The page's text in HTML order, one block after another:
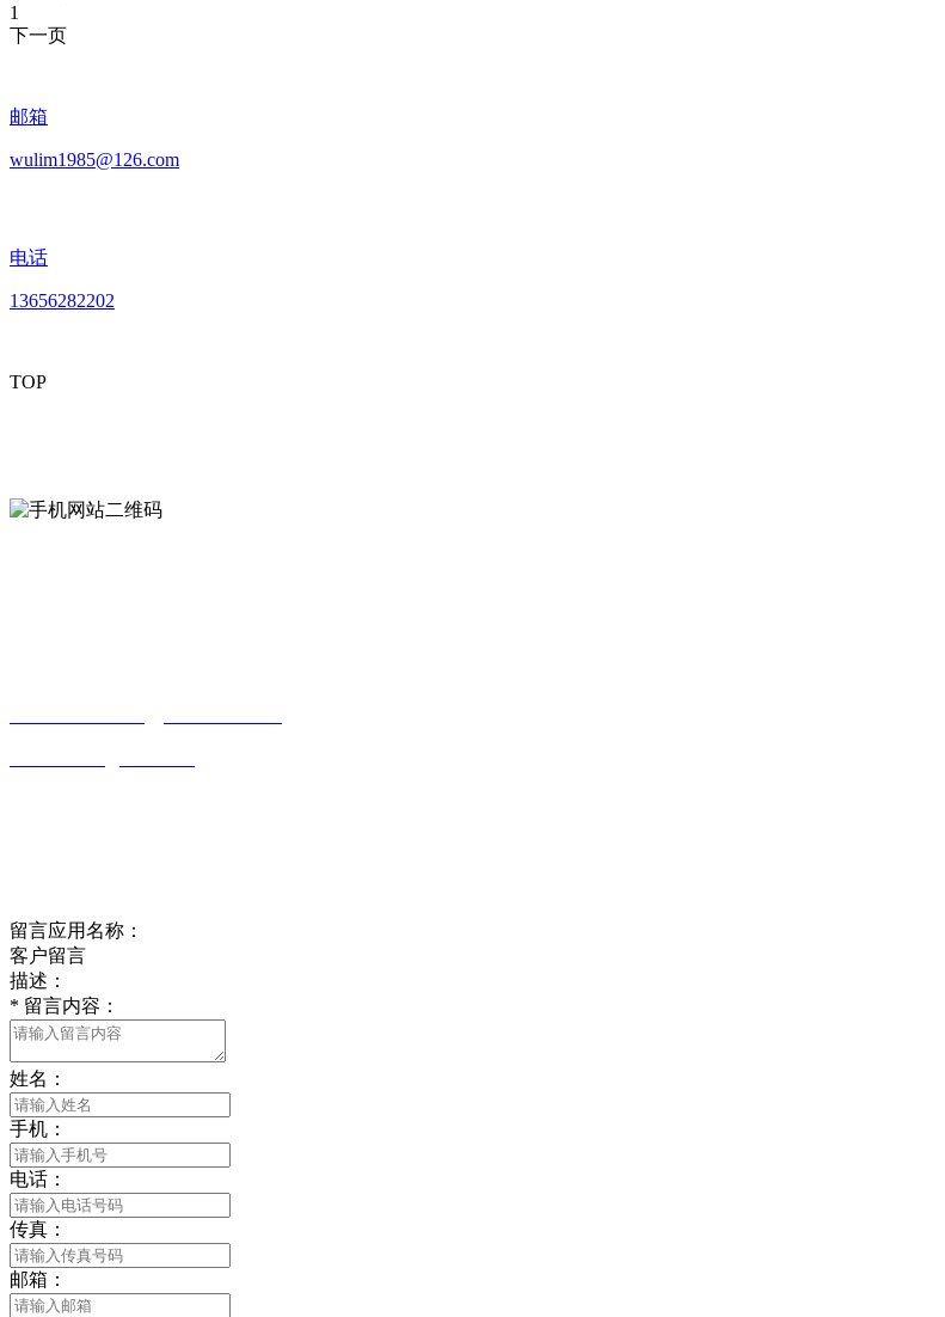
1
下一页
邮箱
wulim1985@126.com
电话
13656282202
TOP
留言应用名称：
客户留言
描述：
* 留言内容：
姓名：
手机：
电话：
传真：
邮箱：